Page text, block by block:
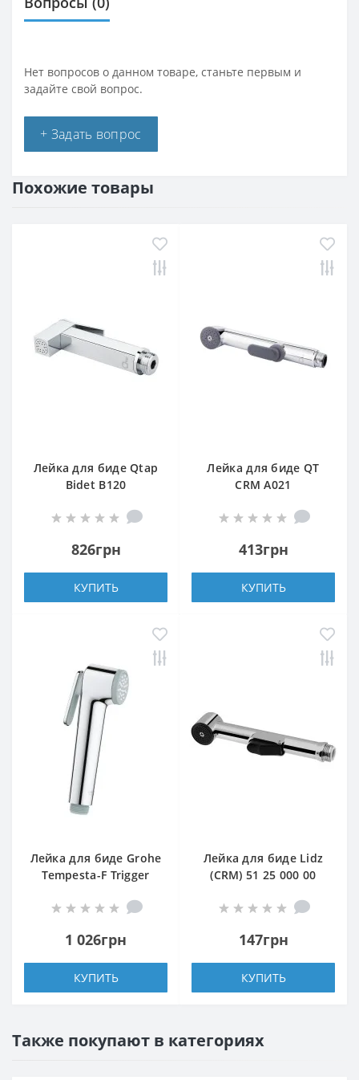
Нет вопросов о данном товаре, станьте первым и
задайте свой вопрос.
+ Задать вопрос
Похожие товары
Лейка для биде Qtap
Bidet B120
826грн
КУПИТЬ
Лейка для биде QT
CRM A021
413грн
КУПИТЬ
Лейка для биде Grohe
Tempesta-F Trigger
1 026грн
КУПИТЬ
Лейка для биде Lidz
(CRM) 51 25 000 00
147грн
КУПИТЬ
Также покупают в категориях